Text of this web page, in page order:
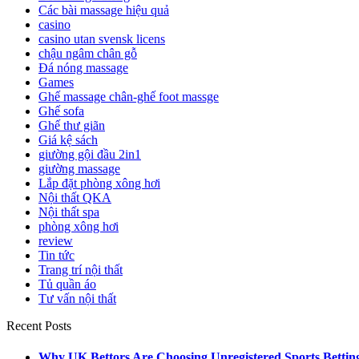
Các bài massage hiệu quả
casino
casino utan svensk licens
chậu ngâm chân gỗ
Đá nóng massage
Games
Ghế massage chân-ghế foot massge
Ghế sofa
Ghế thư giãn
Giá kệ sách
giường gội đầu 2in1
giường massage
Lắp đặt phòng xông hơi
Nội thất QKA
Nội thất spa
phòng xông hơi
review
Tin tức
Trang trí nội thất
Tủ quần áo
Tư vấn nội thất
Recent Posts